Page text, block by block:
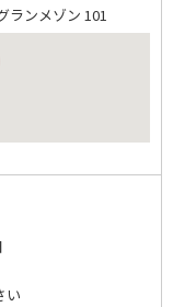
ランメゾン 101
い